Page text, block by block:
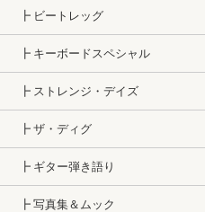
┣ ビートレッグ
┣ キーボードスペシャル
┣ ストレンジ・デイズ
┣ ザ・ディグ
┣ ギター弾き語り
┣ 写真集＆ムック